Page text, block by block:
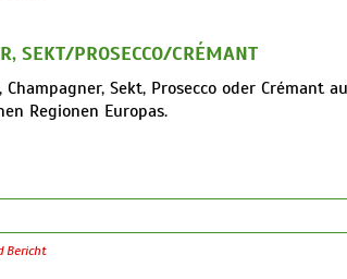
SEKT/PROSECCO/CRÉMANT
Sekt, Prosecco oder Crémant
Regionen Europas.
Frankreich, Spanien und Österreich
1
Larmandier-Bernier, Charles Dufour,
Bericht